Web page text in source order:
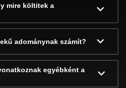
mire költitek a
adománynak számít?
egyébként a